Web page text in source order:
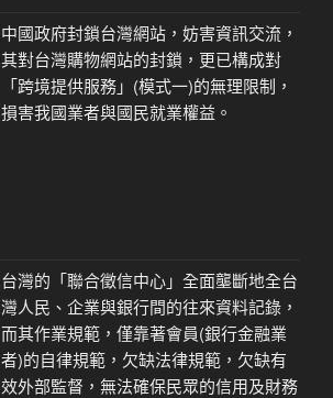
中國政府封鎖台灣網站，妨害資訊交流，
其對台灣購物網站的封鎖，更已構成對
「跨境提供服務」(模式一)的無理限制，
損害我國業者與國民就業權益。
台灣的「聯合徵信中心」全面壟斷地全台
灣人民、企業與銀行間的往來資料記錄，
而其作業規範，僅靠著會員(銀行金融業
者)的自律規範，欠缺法律規範，欠缺有
效外部監督，無法確保民眾的信用及財務